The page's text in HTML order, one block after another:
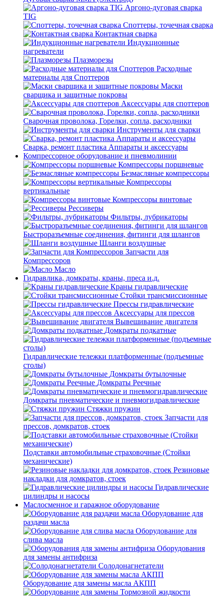
Аргоно-дуговая сварка
TIG
Споттеры, точечная сварка
Контактная сварка
Индукционные
нагреватели
Плазморезы
Расходные
материалы для Споттеров
Маски
сварщика и защитные покровы
Аксессуары для споттеров
Сварочная проволока, Горелки, сопла, расходники
Инструменты для сварки
Сварка, ремонт пластика Аппараты и аксессуары
Компрессорное оборудование и пневмолинии
Компрессоры поршневые
Безмасляные компрессоры
Компрессоры
вертикальные
Компрессоры винтовые
Рессиверы
Фильтры, лубрикаторы
Быстроразъемные соединения, фитинги для шлангов
Шланги воздушные
Запчасти для
Компрессоров
Масло
Гидравлика, домкраты, краны, преса и.д.
Краны гидравлические
Стойки трансмиссионные
Прессы гидравлические
Аксессуары для прессов
Вывешивание двигателя
Домкраты подкатные
Гидравлические тележки платформенные (подъемные
столы)
Домкраты бутылочные
Домкраты Реечные
Домкраты пневматические и пневмогидравлические
Стяжки пружин
Запчасти для
прессов, домкратов, стоек
Подставки автомобильные страховочные (Стойки
механические)
Резиновые
накладки для домкратов, стоек
Гидравлические
цилиндры и насосы
Маслосменное и гаражное оборудование
Оборудование для
раздачи масла
Оборудование для
слива масла
Оборудования
для замены антифриза
Солодонагнетатели
Оборудование для замены масла АКПП